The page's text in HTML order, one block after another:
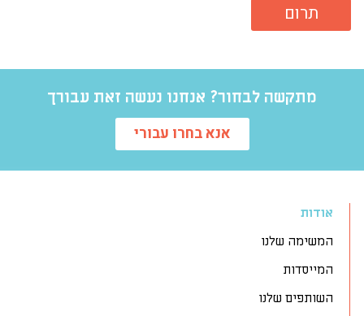
תרום
מתקשה לבחור? אנחנו נעשה זאת עבורך
אנא בחרו עבורי
אודות
המשימה שלנו
המייסדות
השותפים שלנו